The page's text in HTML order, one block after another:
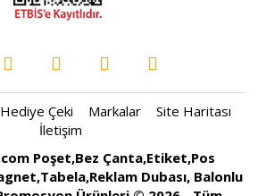
Hediye Çeki Markalar
Site Haritası
İletişim
Poşet,Bez Çanta,Etiket,Pos
Dubası, Balonlu